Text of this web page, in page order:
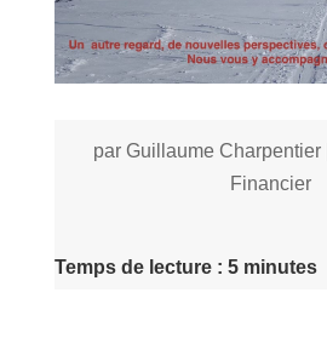
par Guillaume Charpentier|
Financier
Temps de lecture : 5 minutes